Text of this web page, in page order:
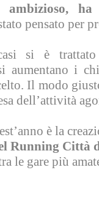
ambizioso,
pensato per
si è
aumentano i
Il modo
dell’attività
è la
Running Città
le gare più